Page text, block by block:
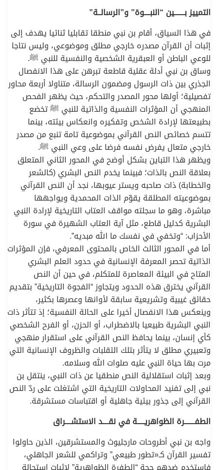
التمييز بـــــــين “النبــــوة” و”الرسالــة”
في هذا السياق، أقام بن نبي منطقا تقابليا ثنائيا يهدف إلى
إثبات أن القرآن مصدره خارجي مطلق وموضوعي، وليس نتاجا
للوعي الباطن أو العبقرية الشخصية والنفسية للنبي ﷺ.
وساق بن نبي أدلة عقلية قاطعة تبرهن على هذا الانفصال
الجذري بين ذات الرسول ومضمون الرسالة، متناولا أربعة محاور
تفصيلية؛ أولها محور المصدر والتحكم، حيث يظهر الفحص
المنهجي أن المؤثرات النفسية والذاتية للنبي ﷺ تخضع
بطبيعتها لإرادة الشخص وتفكيره وانعكاس بيئته، بينما
تتسم خصائص النص القرآني بموضوعية تامة تنبع من مصدر
خارجي متعال يفرض نفسه فرضا على وعي النبي ﷺ.
ويظهر هذا التباين بشكل أوضح في المحور الثاني المتعلق
بعلاقة النص بالذات؛ فبينما يخدم النص البشري (كالشعر
والخطابة) ذات صاحبه ويستر عيوبها، نجد أن النص القرآني
بموضوعيته المطلقة يقوّم الذات المحمدية ويواجهها
مباشرة، وهو ما سجلته مواقف العتاب التاريخية لإرادة النبي
البشرية كدليل قاطع، مثل آية العتاب الشهيرة في سورة
الأحزاب: “وتخفي في نفسك ما الله مبديه”.
أما في المحور الثالث الخاص بالمحتوى المعرفي، فإن المؤثرات
الذاتية تحصر المعرفة الإنسانية في حدود العلم البشري
المتاح في البيئة المعاصرة للمتكلم، في حين أن النص
القرآني يخترق هذه الحدود ويتجاوز “الفجوة التاريخية” بتقديم
حقائق غيبية وتشريعية سابقة لأوانها وعصرها بكثير،
وينعكس هذا الانفصال أخيرا على الحالة النفسية؛ إذ تتأثر ذات
النبي البشرية طبيعيا بالاضطراب، أو الحزن، أو الفرح الشخصي
كأي إنسان، بينما يحافظ النص القرآني على استقرار منهجي
وتعبيري مطلق لا يتأثر بتلك التقلبات والظروف الإنسانية التي
مرت بها حياة النبي عليه صلوات الله وسلامه.
وبعد إثبات استقلالية النص منطقيا عن ذات النبي، ينتقل بن
نبي إلى تفنيد المحاولات التاريخية التي اشتغلت على ردّ النص
القرآني إلى جذور بيئية جاهلية أو اقتباسات مستشرقة.
الطفـــــــرة الظواهريـــــة في نقــــد الاستشــــراق
واجه بن نبي أطروحات مارجليوث والمستشرقين، الذين حاولوا
تفسير القرآن كـ«تطور طبيعي” وتراكمي للشعر الجاهلي،